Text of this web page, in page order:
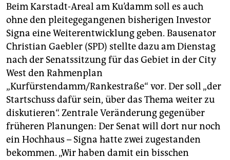
unterstützen
abo
genossenschaft
epaper login
Beim Karstadt-Areal am Ku’damm soll es auch
ohne den pleitegegangenen bisherigen Investor
Signa eine Weiterentwicklung geben. Bausenator
Christian Gaebler (SPD) stellte dazu am Dienstag
nach der Senatssitzung für das Gebiet in der City
West den Rahmenplan
„Kurfürstendamm/Rankestraße“ vor. Der soll „der
Startschuss dafür sein, über das Thema weiter zu
diskutieren“. Zentrale Veränderung gegenüber
früheren Planungen: Der Senat will dort nur noch
ein Hochhaus – Signa hatte zwei zugestanden
bekommen. „Wir haben damit ein bisschen